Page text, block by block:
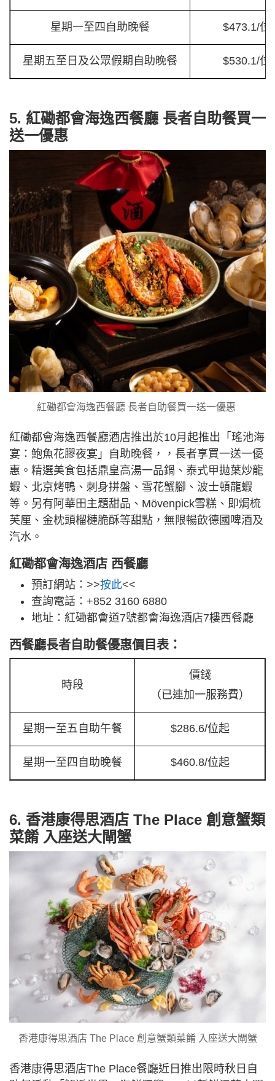
星期一至四自助晚餐 $473.1/位
星期五至日及公眾假期自助晚餐 $530.1/位
5. 紅磡都會海逸西餐廳 長者自助餐買一
送一優惠
紅磡都會海逸西餐廳 長者自助餐買一送一優惠
紅磡都會海逸西餐廳酒店推出於10月起推出「瑤池海
宴：鮑魚花膠夜宴」自助晚餐，，長者享買一送一優
惠。精選美食包括鼎皇高湯一品鍋、泰式甲拋葉炒龍
蝦、北京烤鴨、刺身拼盤、雪花蟹腳、波士頓龍蝦
等。另有阿華田主題甜品、Mövenpick雪糕、即焗梳
芙厘、金枕頭榴槤脆酥等甜點，無限暢飲德國啤酒及
汽水。
紅磡都會海逸酒店 西餐廳
預訂網站：>>按此<<
查詢電話：+852 3160 6880
地址：紅磡都會道7號都會海逸酒店7樓西餐廳
西餐廳長者自助餐優惠價目表：
時段
價錢
（已連加一服務費）
星期一至五自助午餐 $286.6/位起
星期一至四自助晚餐 $460.8/位起
6. 香港康得思酒店 The Place 創意蟹類
菜餚 入座送大閘蟹
香港康得思酒店 The Place 創意蟹類菜餚 入座送大閘蟹
香港康得思酒店The Place餐廳近日推出限時秋日自